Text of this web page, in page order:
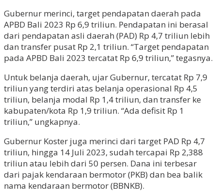
Gubernur merinci, target pendapatan daerah pada
APBD Bali 2023 Rp 6,9 triliun. Pendapatan ini berasal
dari pendapatan asli daerah (PAD) Rp 4,7 triliun lebih
dan transfer pusat Rp 2,1 triliun. “Target pendapatan
pada APBD Bali 2023 tercatat Rp 6,9 triliun,” tegasnya.
Untuk belanja daerah, ujar Gubernur, tercatat Rp 7,9
triliun yang terdiri atas belanja operasional Rp 4,5
triliun, belanja modal Rp 1,4 triliun, dan transfer ke
kabupaten/kota Rp 1,9 triliun. “Ada defisit Rp 1
triliun,” ungkapnya.
Gubernur Koster juga merinci dari target PAD Rp 4,7
triliun, hingga 14 Juli 2023, sudah tercapai Rp 2,388
triliun atau lebih dari 50 persen. Dana ini terbesar
dari pajak kendaraan bermotor (PKB) dan bea balik
nama kendaraan bermotor (BBNKB).